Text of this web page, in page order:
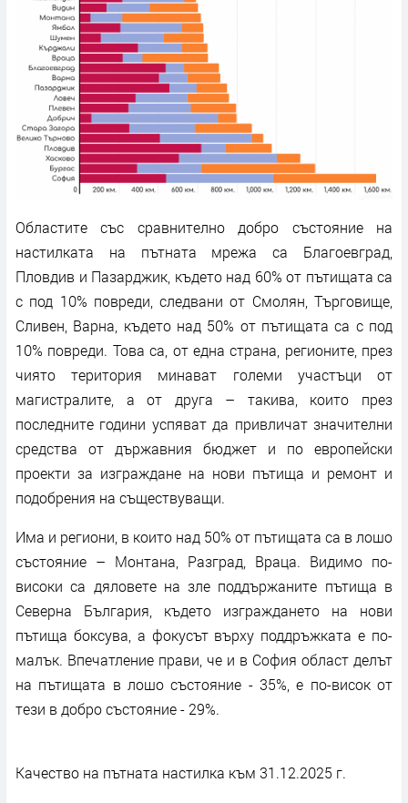
Областите със сравнително добро състояние на
настилката на пътната мрежа са Благоевград,
Пловдив и Пазарджик, където над 60% от пътищата са
с под 10% повреди, следвани от Смолян, Търговище,
Сливен, Варна, където над 50% от пътищата са с под
10% повреди. Това са, от една страна, регионите, през
чиято територия минават големи участъци от
магистралите, а от друга – такива, които през
последните години успяват да привличат значителни
средства от държавния бюджет и по европейски
проекти за изграждане на нови пътища и ремонт и
подобрения на съществуващи.
Има и региони, в които над 50% от пътищата са в лошо
състояние – Монтана, Разград, Враца. Видимо по-
високи са дяловете на зле поддържаните пътища в
Северна България, където изграждането на нови
пътища боксува, а фокусът върху поддръжката е по-
малък. Впечатление прави, че и в София област делът
на пътищата в лошо състояние - 35%, е по-висок от
тези в добро състояние - 29%.
Качество на пътната настилка към 31.12.2025 г.